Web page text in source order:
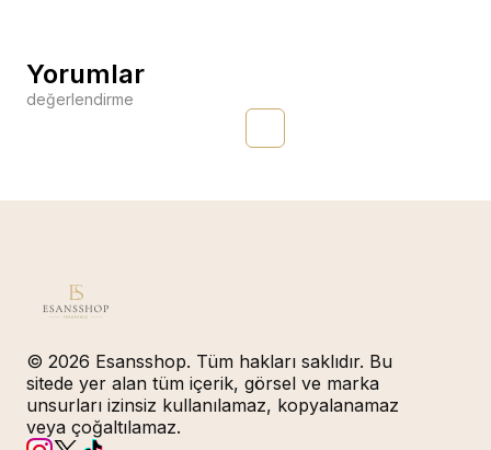
Yorumlar
değerlendirme
© 2026 Esansshop. Tüm hakları saklıdır. Bu
sitede yer alan tüm içerik, görsel ve marka
unsurları izinsiz kullanılamaz, kopyalanamaz
veya çoğaltılamaz.